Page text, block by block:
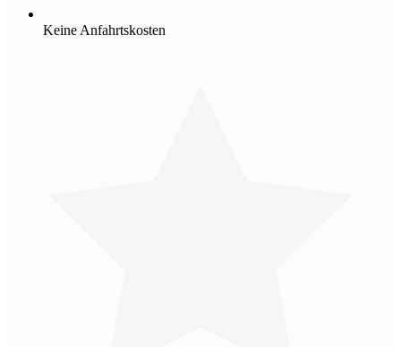
Keine Anfahrtskosten